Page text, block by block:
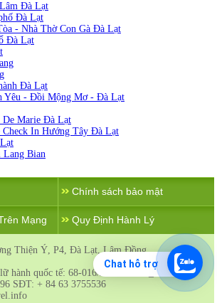
Chat hỗ trợ
Đà Lạt
Đà Lạt
- Nhà Thờ Con Gà Đà Lạt
Đà Lạt
Đà Lạt
Yêu - Đồi Mộng Mơ - Đà Lạt
De Marie Đà Lạt
Check In Hướng Tây Đà Lạt
Bian
Chính sách bảo mật
Mạng Quy Định Hành Lý
Thiện Ý, P4, Đà Lạt, Lâm Đồng
hành quốc tế: 68-016/2017/TCDL_GPLHQT
SĐT: + 84 63 3755536